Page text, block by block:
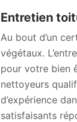
Entretien
Au bout d’un
végétaux.
pour votre bien
nettoyeurs
d’expérience
satisfaisants